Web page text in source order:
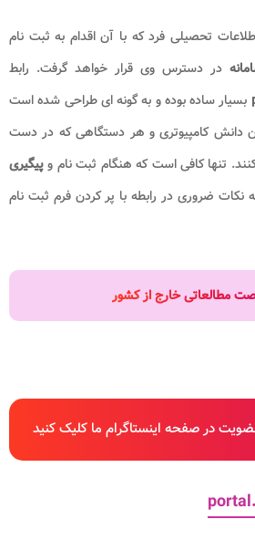
تحصیلی فرد که با آن اقدام به ثبت نام
در دسترس وی قرار خواهد گرفت. رابط
بسیار ساده بوده و به گونه ای طراحی شده است
دانش کامپیوتری و هر دستگاهی که در دست
کنند. تنها کافی است که هنگام ثبت نام وپیگیری
نکات ضروری در رابطه با پر کردن فرم ثبت نام
مطالعاتی خارج از کشور
در صفحه اینستاگرام ما کلیک کنید